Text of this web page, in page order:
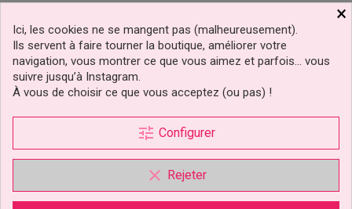
Prix
3,00 €
Ajouter au panier
Prix
3,00 €
×
Ici, les cookies ne se mangent pas (malheureusement).
Ils servent à faire tourner la boutique, améliorer votre
navigation, vous montrer ce que vous aimez et parfois… vous
suivre jusqu’à Instagram.
À vous de choisir ce que vous acceptez (ou pas) !
tune Configurer
clear Rejeter